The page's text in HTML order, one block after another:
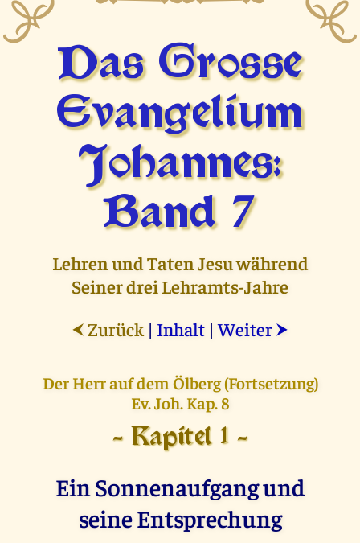
Das Grosse
Evangelium
Johannes:
Band 7
Lehren und Taten Jesu während
Seiner drei Lehramts-Jahre
⮜ Zurück | Inhalt |Weiter ⮞
Der Herr auf dem Ölberg (Fortsetzung)
Ev. Joh. Kap. 8
- Kapitel 1 -
Ein Sonnenaufgang und
seine Entsprechung